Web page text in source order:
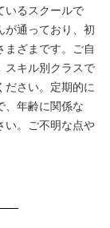
いるスクールで
が通っており、初
ざまです。ご自
スキル別クラスで
ださい。定期的に
、年齢に関係な
い。ご不明な点や